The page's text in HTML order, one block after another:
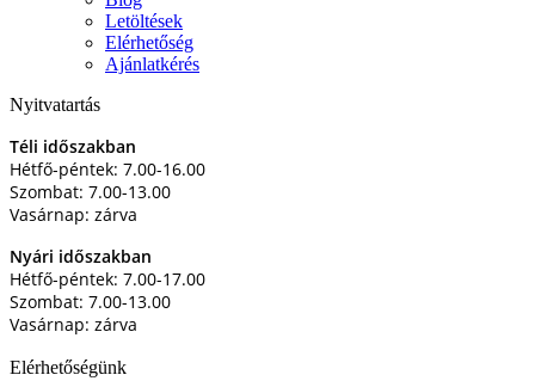
Letöltések
Elérhetőség
Ajánlatkérés
Nyitvatartás
Téli időszakban
Hétfő-péntek: 7.00-16.00
Szombat: 7.00-13.00
Vasárnap: zárva
Nyári időszakban
Hétfő-péntek: 7.00-17.00
Szombat: 7.00-13.00
Vasárnap: zárva
Elérhetőségünk